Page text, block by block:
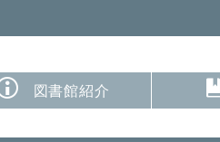
図書館紹介